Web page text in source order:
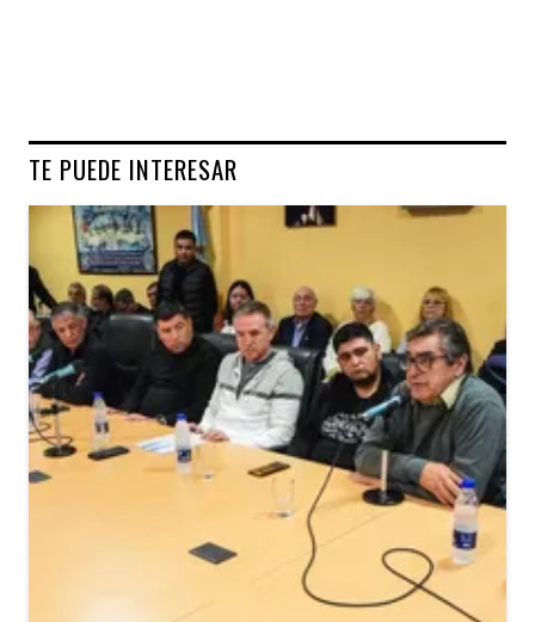
TE PUEDE INTERESAR